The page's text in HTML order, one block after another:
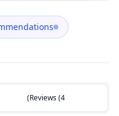
DC05V 0.50A
Reviews(4
)